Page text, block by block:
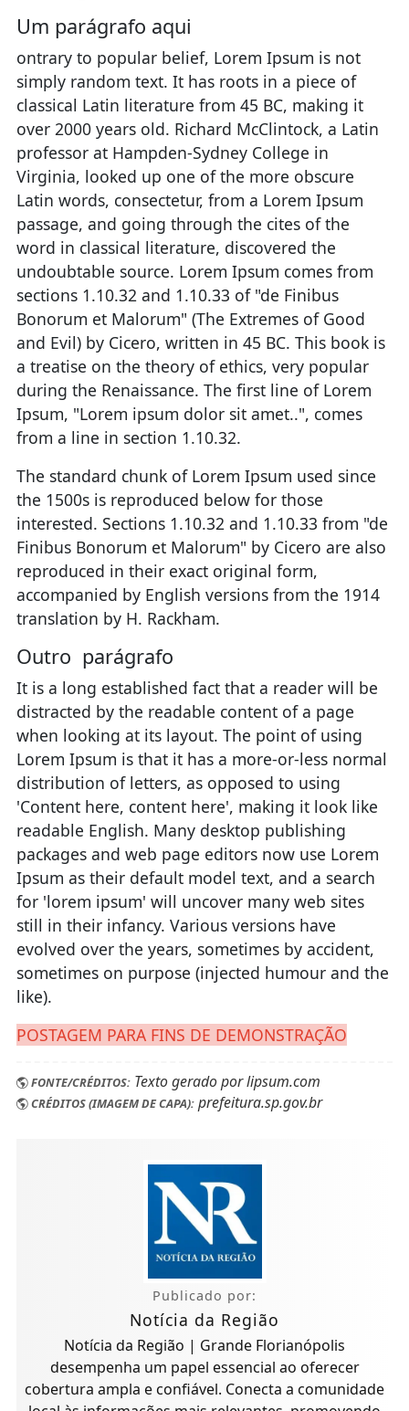
Um parágrafo aqui
ontrary to popular belief, Lorem Ipsum is not
simply random text. It has roots in a piece of
classical Latin literature from 45 BC, making it
over 2000 years old. Richard McClintock, a Latin
professor at Hampden-Sydney College in
Virginia, looked up one of the more obscure
Latin words, consectetur, from a Lorem Ipsum
passage, and going through the cites of the
word in classical literature, discovered the
undoubtable source. Lorem Ipsum comes from
sections 1.10.32 and 1.10.33 of "de Finibus
Bonorum et Malorum" (The Extremes of Good
and Evil) by Cicero, written in 45 BC. This book is
a treatise on the theory of ethics, very popular
during the Renaissance. The first line of Lorem
Ipsum, "Lorem ipsum dolor sit amet..", comes
from a line in section 1.10.32.
The standard chunk of Lorem Ipsum used since
the 1500s is reproduced below for those
interested. Sections 1.10.32 and 1.10.33 from "de
Finibus Bonorum et Malorum" by Cicero are also
reproduced in their exact original form,
accompanied by English versions from the 1914
translation by H. Rackham.
Outro parágrafo
It is a long established fact that a reader will be
distracted by the readable content of a page
when looking at its layout. The point of using
Lorem Ipsum is that it has a more-or-less normal
distribution of letters, as opposed to using
'Content here, content here', making it look like
readable English. Many desktop publishing
packages and web page editors now use Lorem
Ipsum as their default model text, and a search
for 'lorem ipsum' will uncover many web sites
still in their infancy. Various versions have
evolved over the years, sometimes by accident,
sometimes on purpose (injected humour and the
like).
POSTAGEM PARA FINS DE DEMONSTRAÇÃO
FONTE/CRÉDITOS:Texto gerado por lipsum.com
CRÉDITOS (IMAGEM DE CAPA):prefeitura.sp.gov.br
Publicado por:
Notícia da Região
Notícia da Região | Grande Florianópolis
desempenha um papel essencial ao oferecer
cobertura ampla e confiável. Conecta a comunidade